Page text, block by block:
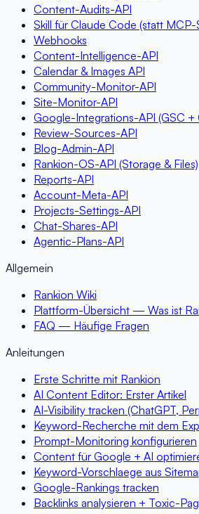
Content-Audits-API
Skill für Claude Code (statt MCP-
Webhooks
Content-Intelligence-API
Calendar & Images API
Community-Monitor-API
Site-Monitor-API
Google-Integrations-API (GSC +
Review-Sources-API
Blog-Admin-API
Rankion-OS-API (Storage & Files)
Reports-API
Account-Meta-API
Projects-Settings-API
Chat-Shares-API
Agentic-Plans-API
Allgemein
Rankion Wiki
Plattform-Übersicht — Was ist
FAQ — Häufige Fragen
Anleitungen
Erste Schritte mit Rankion
AI Content Editor: Erster Artikel
AI-Visibility tracken (ChatGPT,
Keyword-Recherche mit dem
Prompt-Monitoring konfigurieren
Content für Google + AI
Keyword-Vorschlaege aus
Google-Rankings tracken
Backlinks analysieren + Toxic-